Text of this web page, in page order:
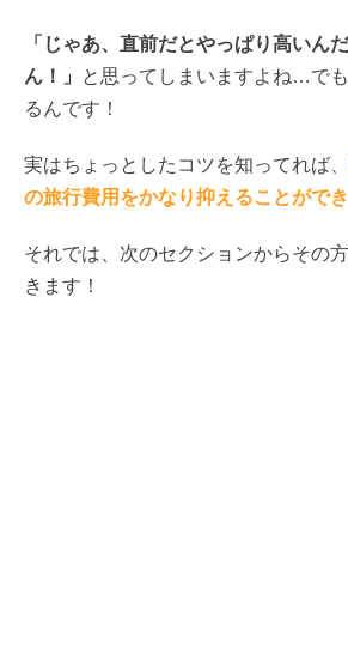
「じゃあ、直前だとやっぱり高いん
ん！」
と思ってしまいますよね…で
るんです！
実はちょっとしたコツを知ってれば、
の旅行費用をかなり抑えることができ
それでは、次のセクションからその
きます！